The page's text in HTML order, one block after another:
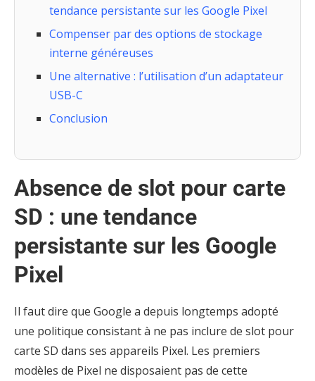
tendance persistante sur les Google Pixel
Compenser par des options de stockage
interne généreuses
Une alternative : l’utilisation d’un adaptateur
USB-C
Conclusion
Absence de slot pour carte
SD : une tendance
persistante sur les Google
Pixel
Il faut dire que Google a depuis longtemps adopté
une politique consistant à ne pas inclure de slot pour
carte SD dans ses appareils Pixel. Les premiers
modèles de Pixel ne disposaient pas de cette